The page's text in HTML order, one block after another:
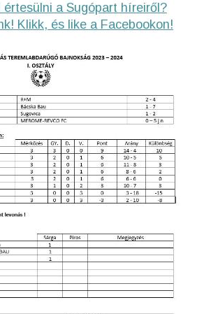
értesülni a Sugópart híreiről?
Klikk, és like a Facebookon!